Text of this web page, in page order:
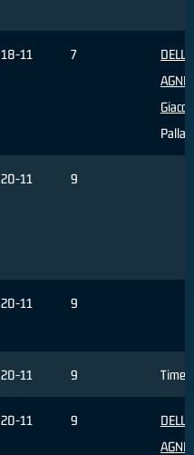
18-11 7
DELL'
Palla
20-11 9
20-11 9
20-11 9
20-11 9
DELL'